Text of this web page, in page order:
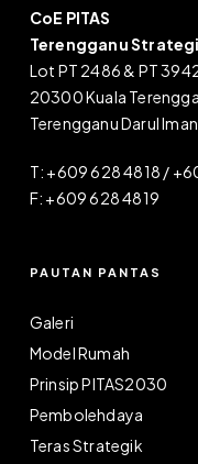
CoE PITAS
Terengganu
Lot PT 2486 & PT
20300 Kuala
Terengganu Darul
T: +609 628 4818 /
F: +609 628 4819
PAUTAN PANTAS
Galeri
Model Rumah
Prinsip PITAS2030
Pembolehdaya
Teras Strategik